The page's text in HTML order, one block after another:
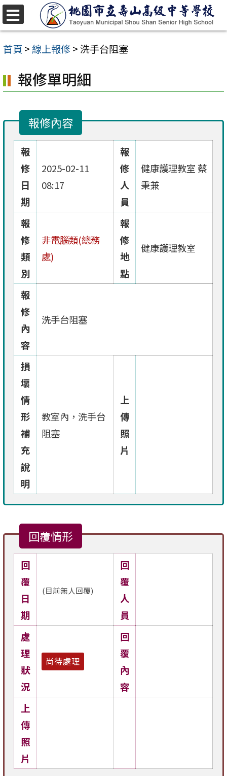
跳
至
主
內
容
首頁 >線上報修>洗手台阻塞
報修單明細
報修內容
報
修
日
期
2025-02-11
08:17
報
修
人
員
健康護理教室 蔡
秉兼
報
修
類
別
非電腦類(總務
處)
報
修
地
點
健康護理教室
報
修
內
容
洗手台阻塞
損
壞
情
形
補
充
說
明
教室內，洗手台
阻塞
上
傳
照
片
回覆情形
回
覆
日
期
(目前無人回覆)
回
覆
人
員
處
理
狀
況
尚待處理
回
覆
內
容
上
傳
照
片
選
單